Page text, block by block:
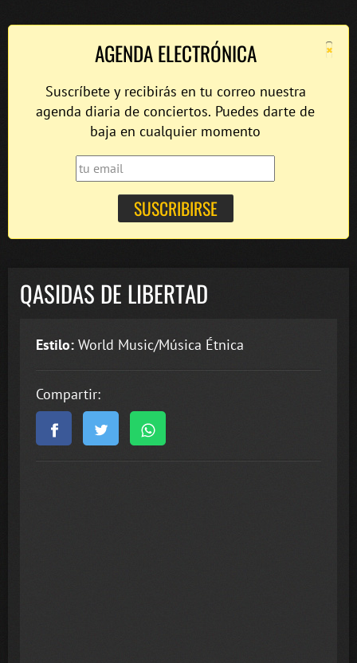
×
AGENDA ELECTRÓNICA
Suscríbete y recibirás en tu correo nuestra
agenda diaria de conciertos. Puedes darte de
baja en cualquier momento
QASIDAS DE LIBERTAD
Estilo: World Music/Música Étnica
Compartir: